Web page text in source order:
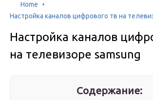
Home
Настройка каналов цифрового тв на
Настройка каналов
на телевизоре samsung
Содержание: